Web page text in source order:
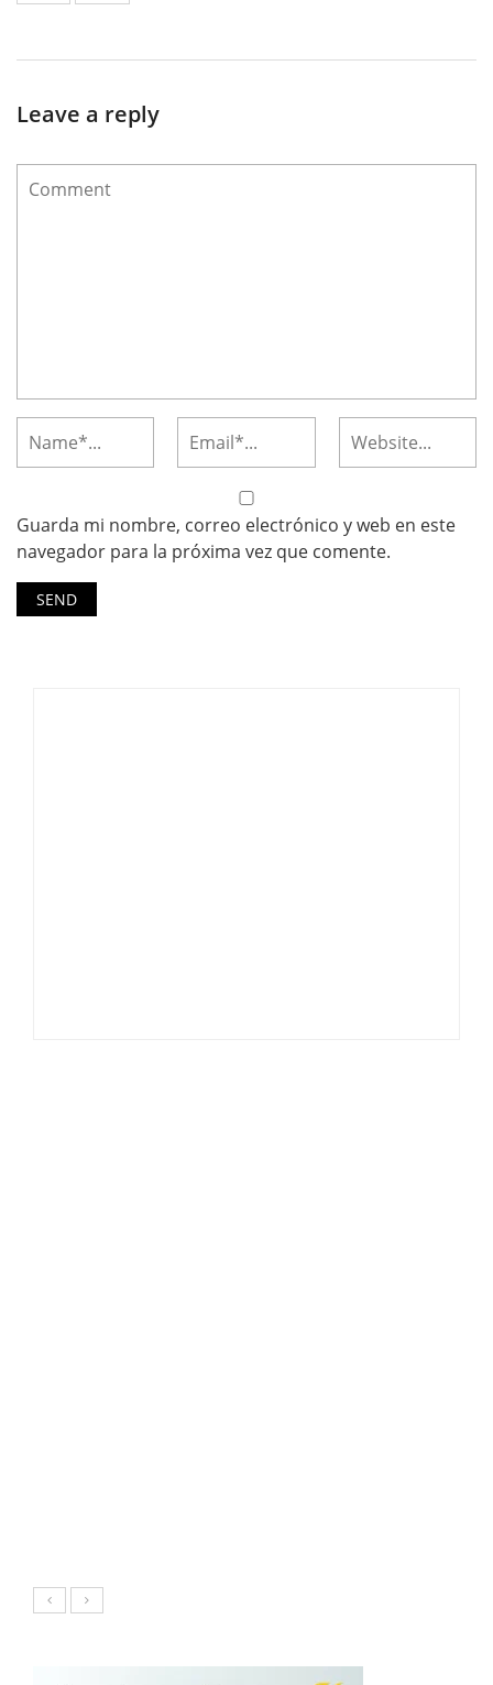
Leave a reply
Guarda mi nombre, correo electrónico y web en este
navegador para la próxima vez que comente.